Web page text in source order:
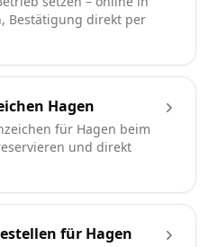
Bestätigung direkt per
Hagen
für Hagen beim
und direkt
für Hagen